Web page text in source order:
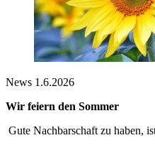
News 1.6.2026
Wir feiern den Sommer
Gute Nachbarschaft zu haben,